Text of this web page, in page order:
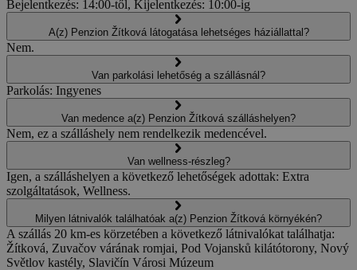
Bejelentkezés: 14:00-től, Kijelentkezés: 10:00-ig
A(z) Penzion Žítková látogatása lehetséges háziállattal?
Nem.
Van parkolási lehetőség a szállásnál?
Parkolás: Ingyenes
Van medence a(z) Penzion Žítková szálláshelyen?
Nem, ez a szálláshely nem rendelkezik medencével.
Van wellness-részleg?
Igen, a szálláshelyen a következő lehetőségek adottak: Extra
szolgáltatások, Wellness.
Milyen látnivalók találhatóak a(z) Penzion Žítková környékén?
A szállás 20 km-es körzetében a következő látnivalókat találhatja:
Žítková, Zuvačov várának romjai, Pod Vojansků kilátótorony, Nový
Světlov kastély, Slavičín Városi Múzeum